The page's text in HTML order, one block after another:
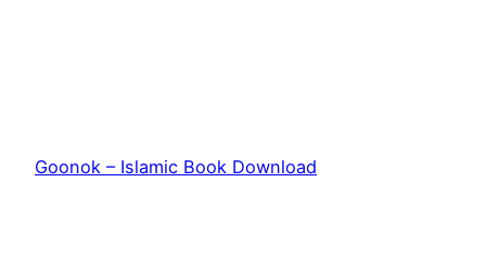
Goonok – Islamic Book Download